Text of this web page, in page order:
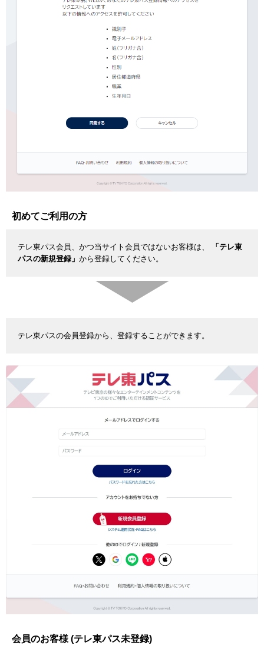
初めてご利用の方
テレ東パス会員、かつ当サイト会員ではないお客様は、
「テレ東
パスの新規登録」 から登録してください。
テレ東パスの会員登録から、登録することができます。
会員のお客様 (テレ東パス未登録)